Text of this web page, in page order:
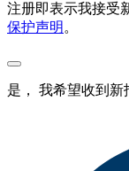
注册即表示我接受
保护声明。
是， 我希望收到新